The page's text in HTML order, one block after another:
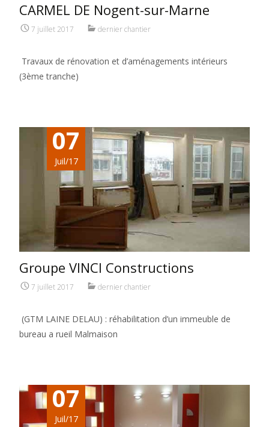
CARMEL DE Nogent-sur-Marne
7 juillet 2017 dernier chantier
Travaux de rénovation et d’aménagements intérieurs
(3ème tranche)
07
Juil/17
Groupe VINCI Constructions
7 juillet 2017 dernier chantier
(GTM LAINE DELAU) : réhabilitation d’un immeuble de
bureau a rueil Malmaison
07
Juil/17